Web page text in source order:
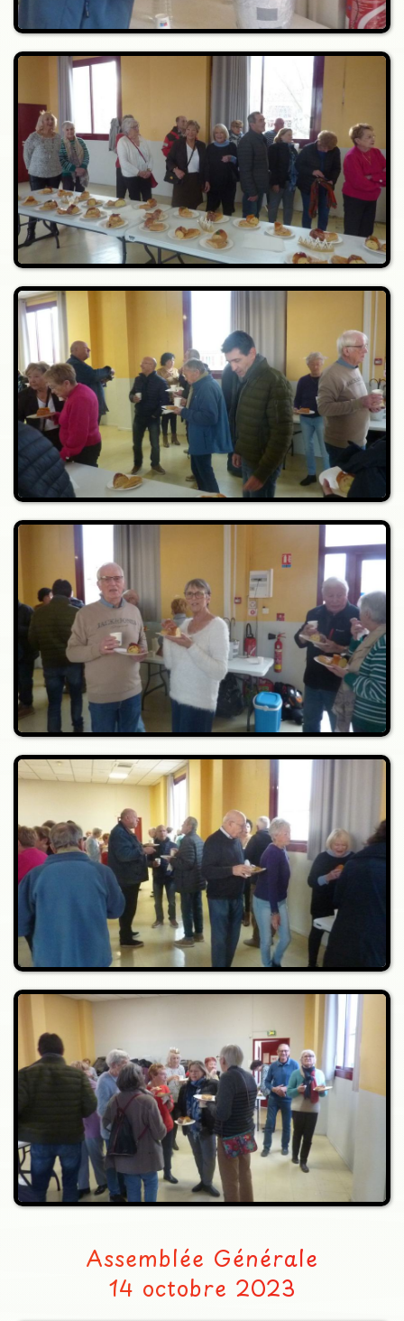
Assemblée Générale
14 octobre 2023